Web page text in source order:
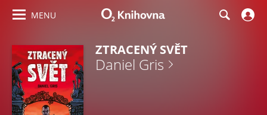
MENU
ZTRACENÝ SVĚT
Daniel Gris